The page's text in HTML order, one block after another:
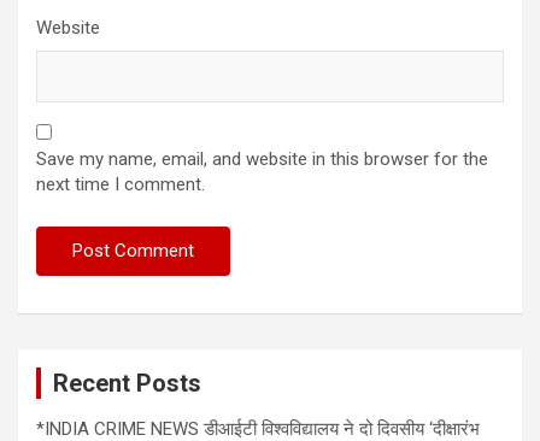
Website
Save my name, email, and website in this browser for the
next time I comment.
Recent Posts
*INDIA CRIME NEWS डीआईटी विश्वविद्यालय ने दो दिवसीय ‘दीक्षारंभ